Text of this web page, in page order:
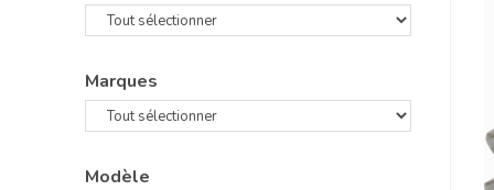
Marques
Modèle